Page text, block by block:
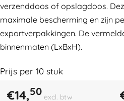
verzenddoos of opslagdoos.
maximale bescherming en zijn
exportverpakkingen. De
binnenmaten (LxBxH).
Prijs per 10 stuk
€14,50 excl. btw